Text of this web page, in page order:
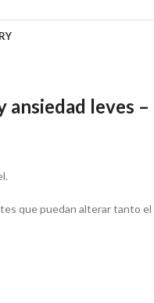
ansiedad leves
que puedan alterar tanto el